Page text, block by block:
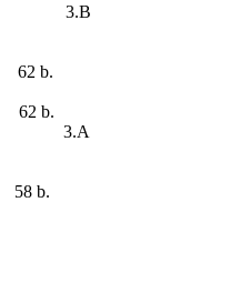
Eliška 3.B
3.A